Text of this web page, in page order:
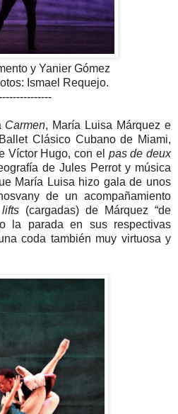
y Yanier Gómez
Ismael Requejo.
Carmen, María Luisa Márquez e
Clásico Cubano de Miami,
Víctor Hugo, con el pas de deux
de Jules Perrot y música
María Luisa hizo gala de unos
de un acompañamiento
lifts(cargadas) de Márquez “de
la parada en sus respectivas
coda también muy virtuosa y